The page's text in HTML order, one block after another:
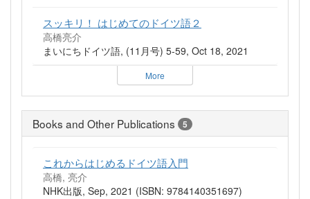
スッキリ！ はじめてのドイツ語２
高橋亮介
まいにちドイツ語, (11月号) 5-59, Oct 18, 2021
More
Books and Other Publications 5
これからはじめるドイツ語入門
高橋, 亮介
NHK出版, Sep, 2021 (ISBN: 9784140351697)